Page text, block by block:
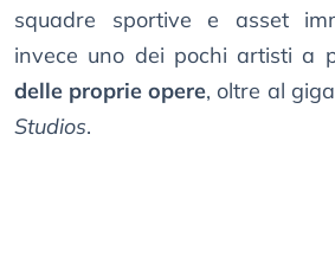
squadre sportive e asset
invece uno dei pochi artisti a
delle proprie opere, oltre al
Studios.